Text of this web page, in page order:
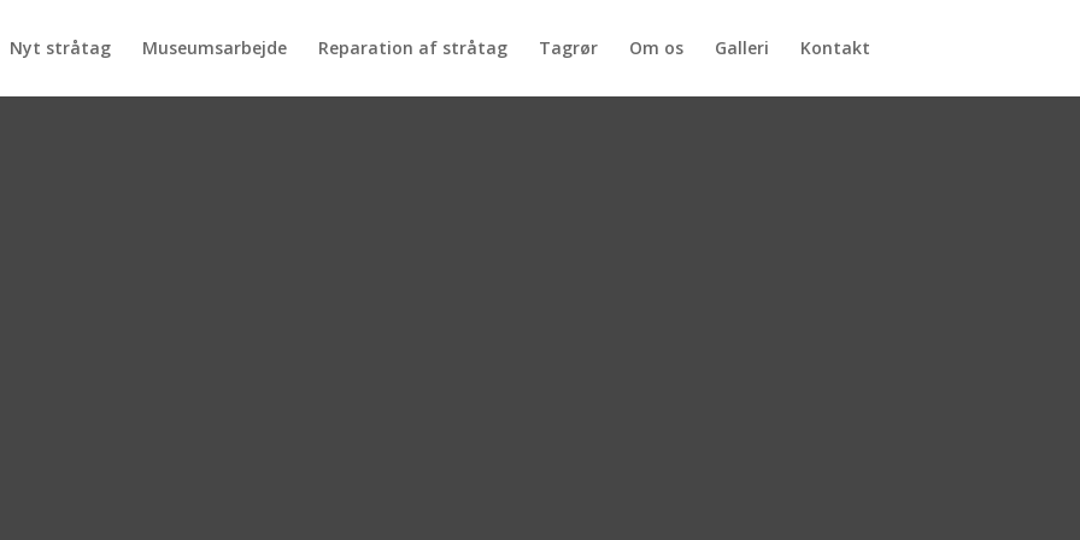
Nyt stråtag Museumsarbejde Reparation af stråtag Tagrør Om os Galleri Kontakt